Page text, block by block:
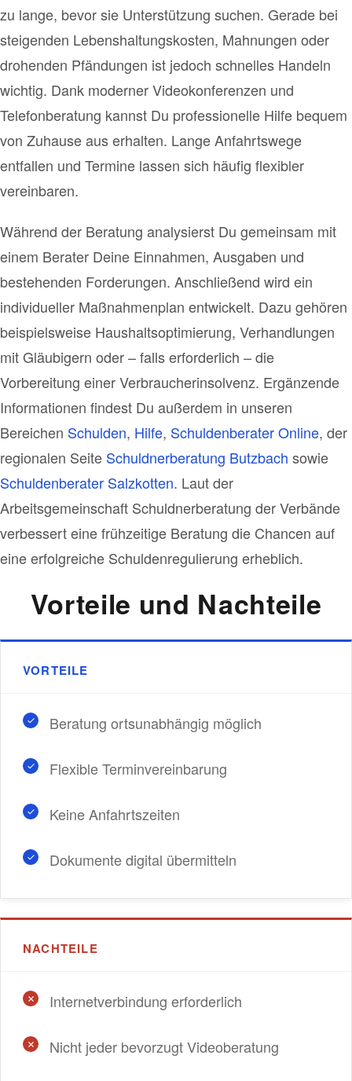
zu lange, bevor sie Unterstützung suchen. Gerade bei
steigenden Lebenshaltungskosten, Mahnungen oder
drohenden Pfändungen ist jedoch schnelles Handeln
wichtig. Dank moderner Videokonferenzen und
Telefonberatung kannst Du professionelle Hilfe bequem
von Zuhause aus erhalten. Lange Anfahrtswege
entfallen und Termine lassen sich häufig flexibler
vereinbaren.
Während der Beratung analysierst Du gemeinsam mit
einem Berater Deine Einnahmen, Ausgaben und
bestehenden Forderungen. Anschließend wird ein
individueller Maßnahmenplan entwickelt. Dazu gehören
beispielsweise Haushaltsoptimierung, Verhandlungen
mit Gläubigern oder – falls erforderlich – die
Vorbereitung einer Verbraucherinsolvenz. Ergänzende
Informationen findest Du außerdem in unseren
Bereichen Schulden, Hilfe, Schuldenberater Online, der
regionalen Seite Schuldnerberatung Butzbach sowie
Schuldenberater Salzkotten. Laut der
Arbeitsgemeinschaft Schuldnerberatung der Verbände
verbessert eine frühzeitige Beratung die Chancen auf
eine erfolgreiche Schuldenregulierung erheblich.
Vorteile und Nachteile
VORTEILE
Beratung ortsunabhängig möglich
Flexible Terminvereinbarung
Keine Anfahrtszeiten
Dokumente digital übermitteln
NACHTEILE
Internetverbindung erforderlich
Nicht jeder bevorzugt Videoberatung